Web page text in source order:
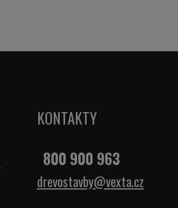
KONTAKTY
800 900 963
drevostavby@vexta.cz